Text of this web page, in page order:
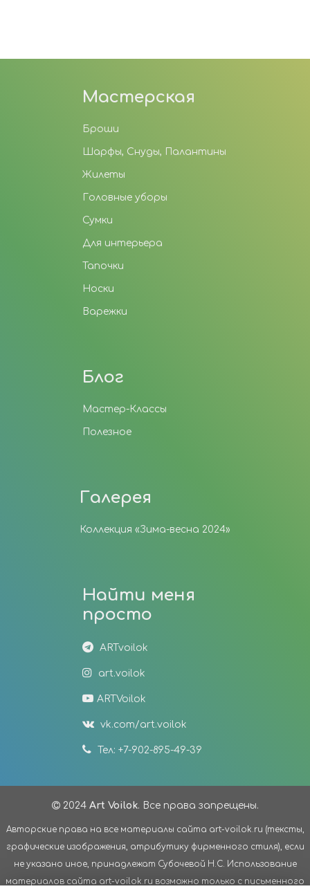
Мастерская
Броши
Шарфы, Снуды, Палантины
Жилеты
Головные уборы
Сумки
Для интерьера
Тапочки
Носки
Варежки
Блог
Мастер-Классы
Полезное
Галерея
Коллекция «Зима-весна 2024»
Найти меня
просто
ARTvoilok
art.voilok
ARTVoilok
vk.com/art.voilok
Тел: +7-902-895-49-39
2024 Art Voilok. Все права запрещены.
Авторские права на все материалы сайта art-voilok.ru (тексты,
графические изображения, атрибутику фирменного стиля), если
не указано иное, принадлежат Субочевой Н.С. Использование
материалов сайта art-voilok.ru возможно только с письменного